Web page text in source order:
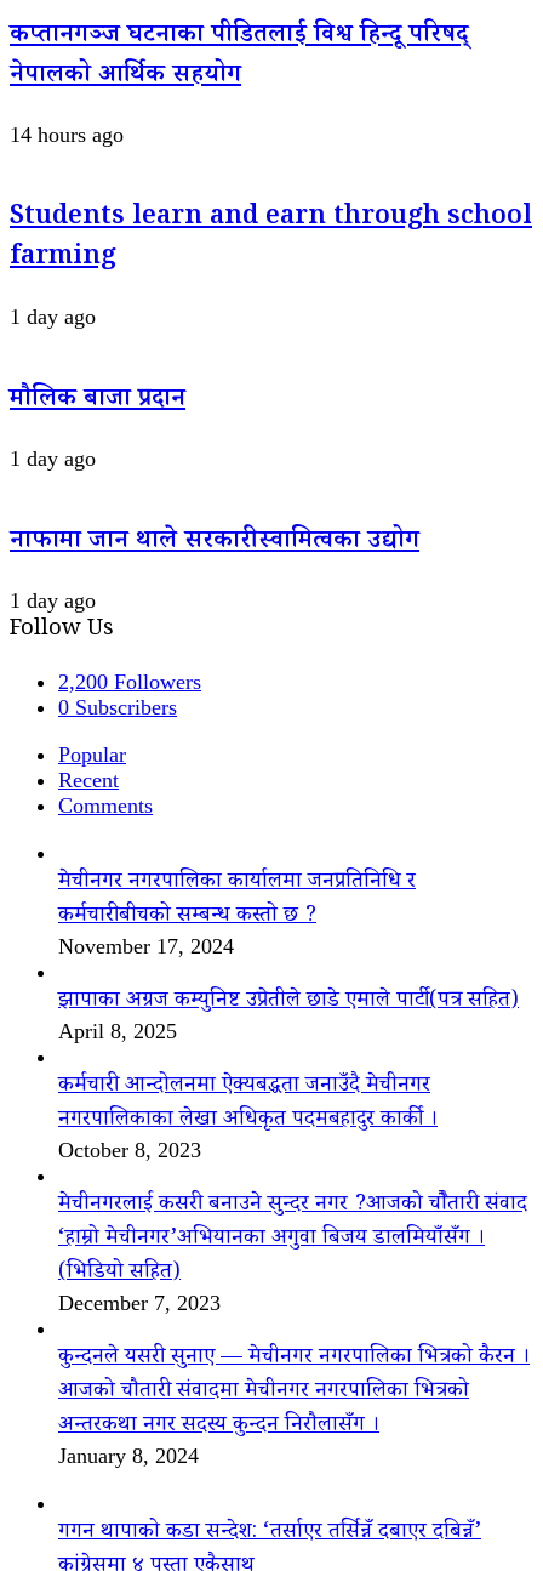
कप्तानगञ्ज घटनाका पीडितलाई विश्व हिन्दू परिषद्
नेपालको आर्थिक सहयोग
14 hours ago
Students learn and earn through school
farming
1 day ago
मौलिक बाजा प्रदान
1 day ago
नाफामा जान थाले सरकारी स्वामित्वका उद्योग
1 day ago
Follow Us
2,200 Followers
0 Subscribers
Popular
Recent
Comments
मेचीनगर नगरपालिका कार्यालमा जनप्रतिनिधि र
कर्मचारीबीचको सम्बन्ध कस्तो छ ?
November 17, 2024
झापाका अग्रज कम्युनिष्ट उप्रेतीले छाडे एमाले पार्टी(पत्र सहित)
April 8, 2025
कर्मचारी आन्दोलनमा ऐक्यबद्धता जनाउँदै मेचीनगर
नगरपालिकाका लेखा अधिकृत पदमबहादुर कार्की ।
October 8, 2023
मेचीनगरलाई कसरी बनाउने सुन्दर नगर ?आजको चौैतारी संवाद
‘हाम्रो मेचीनगर’अभियानका अगुवा बिजय डालमियाँसँग ।
(भिडियो सहित)
December 7, 2023
कुन्दनले यसरी सुनाए — मेचीनगर नगरपालिका भित्रको कैरन ।
आजको चौतारी संवादमा मेचीनगर नगरपालिका भित्रको
अन्तरकथा नगर सदस्य कुन्दन निरौलासँग ।
January 8, 2024
गगन थापाको कडा सन्देश: ‘तर्साएर तर्सिन्नँ दबाएर दबिन्नँ’